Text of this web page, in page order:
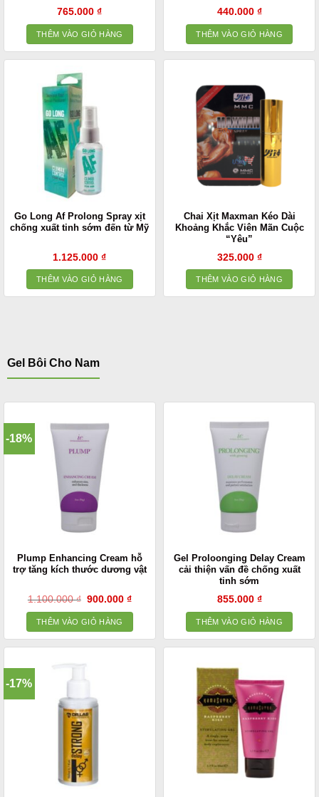
765.000₫
THÊM VÀO GIỎ HÀNG
440.000 ₫
THÊM VÀO GIỎ HÀNG
Go Long Af Prolong Spray xịt
chống xuất tinh sớm đến từ Mỹ
1.125.000₫
THÊM VÀO GIỎ HÀNG
Chai Xịt Maxman Kéo Dài
Khoảng Khắc Viên Mãn Cuộc
“Yêu”
325.000 ₫
THÊM VÀO GIỎ HÀNG
Gel Bôi Cho Nam
-18%
Plump Enhancing Cream hỗ
trợ tăng kích thước dương vật
1.100.000₫ Giá
là:
1.100.000 ₫.
900.000 ₫Giá
tại
900.000 ₫.
THÊM VÀO GIỎ HÀNG
Gel Proloonging Delay Cream
cải thiện vấn đề chống xuất
tinh sớm
855.000 ₫
THÊM VÀO GIỎ HÀNG
-17%